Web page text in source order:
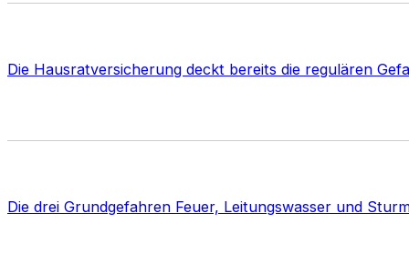
Die Hausratversicherung deckt bereits die regulären
Die drei Grundgefahren Feuer, Leitungswasser und